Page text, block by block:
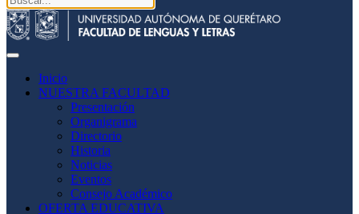
Inicio
NUESTRA FACULTAD
Presentación
Organigrama
Directorio
Historia
Noticias
Eventos
Consejo Académico
OFERTA EDUCATIVA